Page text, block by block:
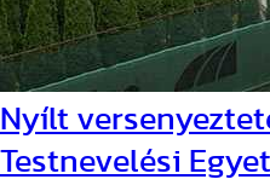
Nyílt
Testnevelési